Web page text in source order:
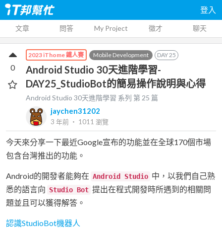
登入
文章 問答 My Project 徵才 聊天
2023 iThome 鐵人賽 Mobile Development DAY25
Android Studio 30天進階學習-
DAY25_StudioBot的簡易操作說明與心得
Android Studio 30天進階學習 系列 第25 篇
jaychen31202
3 年前 ‧ 1011 瀏覽
0
今天來分享一下最近Google宣布的功能並在全球170個市場
包含台灣推出的功能。
Android的開發者能夠在 Android Studio 中，以我們自己熟
悉的語言向 Studio Bot 提出在程式開發時所遇到的相關問
題並且可以獲得解答。
認識StudioBot機器人